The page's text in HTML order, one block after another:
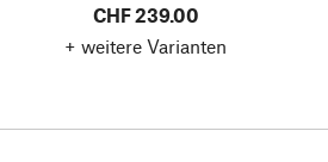
CHF 239.00
+ weitere Varianten